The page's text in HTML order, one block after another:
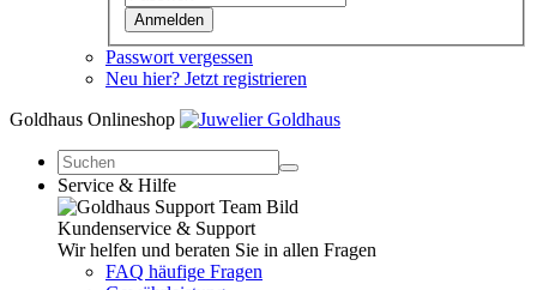
Anmelden
Passwort vergessen
Neu hier? Jetzt registrieren
Goldhaus Onlineshop
Service & Hilfe
Kundenservice & Support
Wir helfen und beraten Sie in allen Fragen
FAQ häufige Fragen